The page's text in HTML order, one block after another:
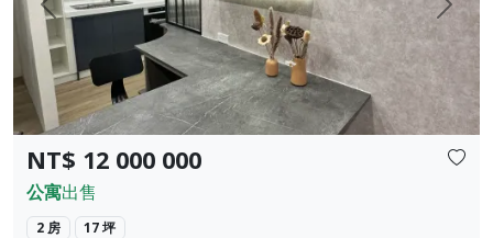
上一頁 下一
NT$ 12 000 000
公寓出售
2 房
17 坪